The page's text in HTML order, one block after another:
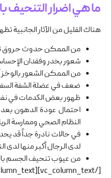
ما هي اضرار التنحيف
هناك القليل من الآثار
من الممکن حدوث حروق
شعور بخدر وفقدان
من الممکن الشعور
ضعف في عضلة الشفة
ظهور بعض الكدمات في نفس
احتمال عودة الدهون بعد
النظام الصحي وممارسة
في حالات نادرة جداً قد
لدى الرجال أكبر منها لدى
من عيوب تنحيف الجسم
[/vc_column_text][vc_column_text]